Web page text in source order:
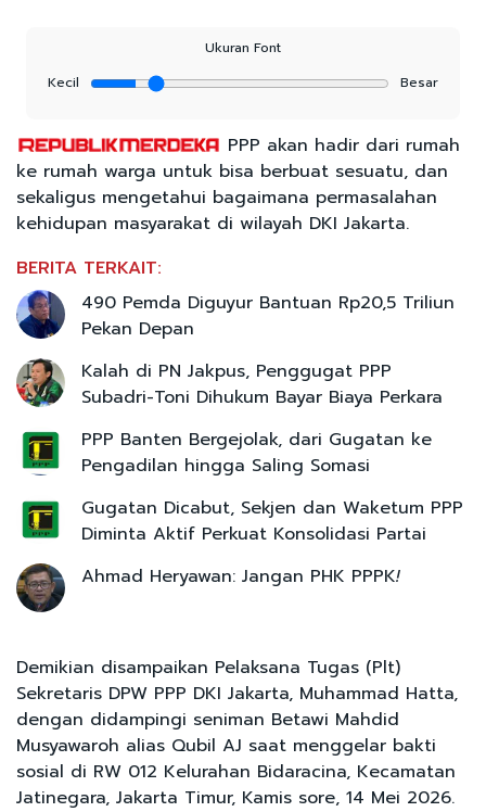
Ukuran Font
Kecil
Besar
PPP akan hadir dari rumah
ke rumah warga untuk bisa berbuat sesuatu, dan
sekaligus mengetahui bagaimana permasalahan
kehidupan masyarakat di wilayah DKI Jakarta.
BERITA TERKAIT:
490 Pemda Diguyur Bantuan Rp20,5 Triliun
Pekan Depan
Kalah di PN Jakpus, Penggugat PPP
Subadri-Toni Dihukum Bayar Biaya Perkara
PPP Banten Bergejolak, dari Gugatan ke
Pengadilan hingga Saling Somasi
Gugatan Dicabut, Sekjen dan Waketum PPP
Diminta Aktif Perkuat Konsolidasi Partai
Ahmad Heryawan: Jangan PHK PPPK!
Demikian disampaikan Pelaksana Tugas (Plt)
Sekretaris DPW PPP DKI Jakarta, Muhammad Hatta,
dengan didampingi seniman Betawi Mahdid
Musyawaroh alias Qubil AJ saat menggelar bakti
sosial di RW 012 Kelurahan Bidaracina, Kecamatan
Jatinegara, Jakarta Timur, Kamis sore, 14 Mei 2026.